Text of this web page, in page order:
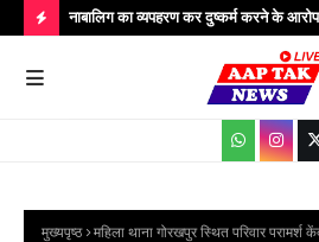
O
S
नाबालिग का व्यपहरण कर दुष्कर्म करने के
मुख्यपृष्ठ महिला थाना गोरखपुर स्थित परिवार परामर्श